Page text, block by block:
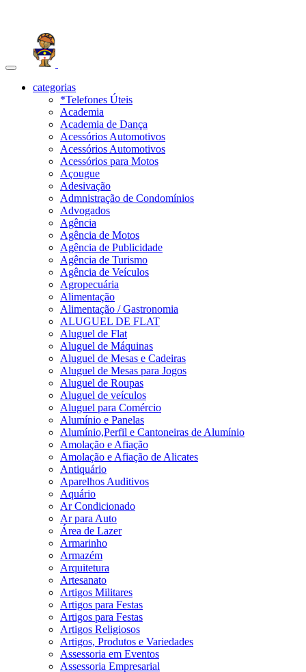
Toggle
navigationcategorias
*Telefones Úteis
Academia
Academia de Dança
Acessórios Automotivos
Acessórios Automotivos
Acessórios para Motos
Açougue
Adesivação
Admnistração de Condomínios
Advogados
Agência
Agência de Motos
Agência de Publicidade
Agência de Turismo
Agência de Veículos
Agropecuária
Alimentação
Alimentação / Gastronomia
ALUGUEL DE FLAT
Aluguel de Flat
Aluguel de Máquinas
Aluguel de Mesas e Cadeiras
Aluguel de Mesas para Jogos
Aluguel de Roupas
Aluguel de veículos
Aluguel para Comércio
Alumínio e Panelas
Alumínio,Perfil e Cantoneiras de Alumínio
Amolação e Afiação
Amolação e Afiação de Alicates
Antiquário
Aparelhos Auditivos
Aquário
Ar Condicionado
Ar para Auto
Área de Lazer
Armarinho
Armazém
Arquitetura
Artesanato
Artigos Militares
Artigos para Festas
Artigos para Festas
Artigos Religiosos
Artigos, Produtos e Variedades
Assessoria em Eventos
Assessoria Empresarial